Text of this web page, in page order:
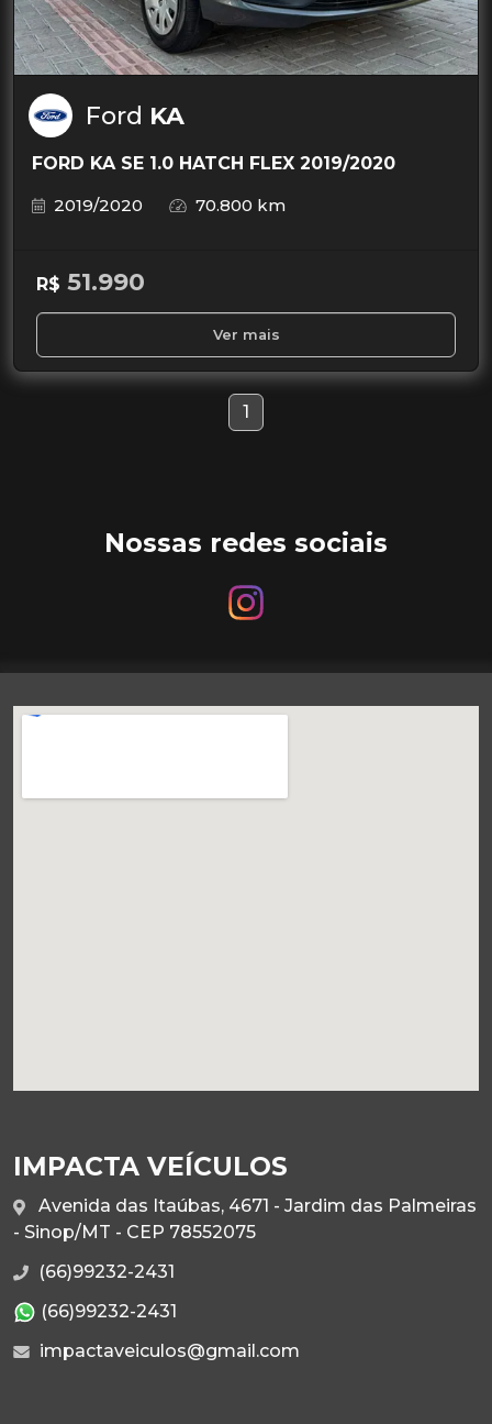
Ford KA
FORD KA SE 1.0 HATCH FLEX 2019/2020
2019/2020
70.800 km
R$ 51.990
Ver mais
1
Nossas redes sociais
IMPACTA VEÍCULOS
Avenida das Itaúbas, 4671 - Jardim das Palmeiras
- Sinop/MT - CEP 78552075
(66)99232-2431
(66)99232-2431
impactaveiculos@gmail.com